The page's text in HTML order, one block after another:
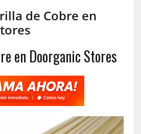
de Cobre en
en Doorganic Stores